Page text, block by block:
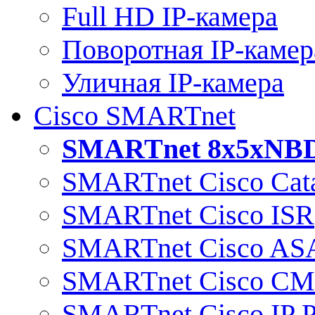
Full HD IP-камера
Поворотная IP-
Уличная IP-камера
Cisco SMARTnet
SMARTnet
SMARTnet Cisco
SMARTnet Cisco ISR
SMARTnet Cisco
SMARTnet Cisco